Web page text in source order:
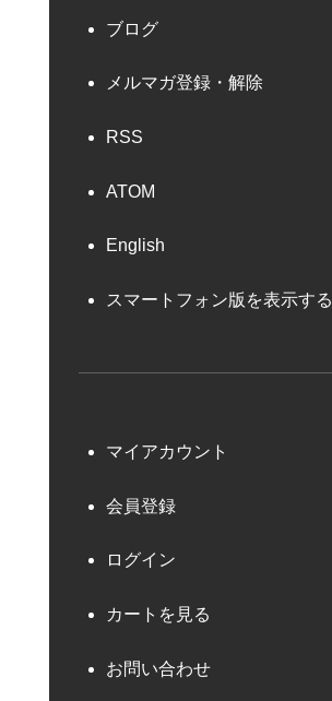
ブログ
メルマガ登録・解除
RSS
ATOM
English
スマートフォン版を表示する
マイアカウント
会員登録
ログイン
カートを見る
お問い合わせ